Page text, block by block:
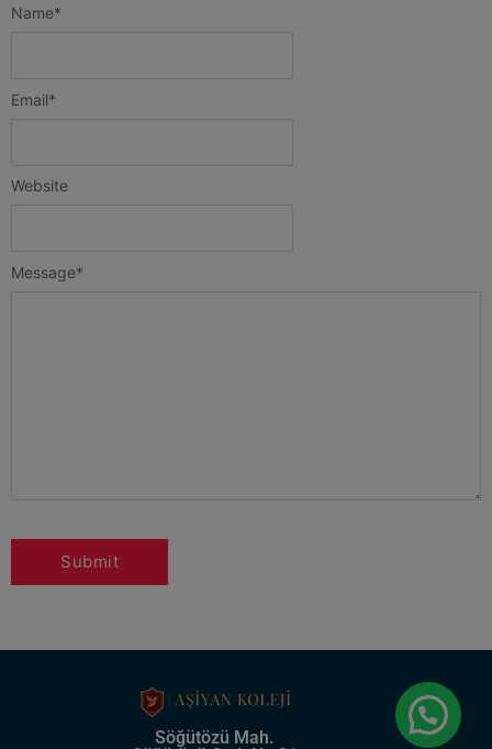
Message*
Name*
Email*
Website
Söğütözü Mah.